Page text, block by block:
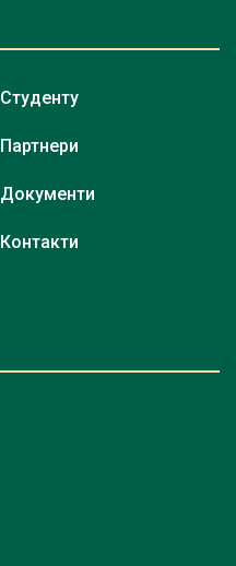
Студенту
Партнери
Документи
Контакти